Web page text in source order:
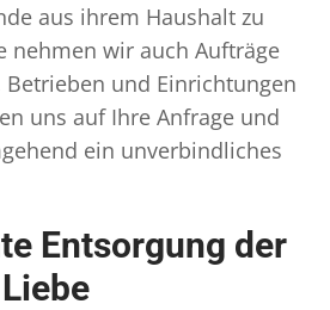
aus ihrem Haushalt zu
nehmen wir auch Aufträge
und Einrichtungen
uns auf Ihre Anfrage und
ein unverbindliches
Entsorgung der